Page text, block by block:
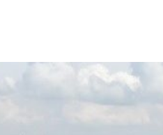
historia